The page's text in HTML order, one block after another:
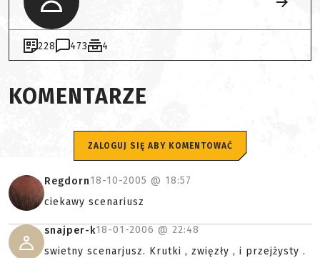
228 473 4
KOMENTARZE
ZALOGUJ SIĘ ABY KOMENTOWAĆ
Regdorn18-10-2005 @ 18:57
ciekawy scenariusz
snajper-k18-01-2006 @ 22:48
swietny scenarjusz. Krutki , zwięzły , i przejżysty .